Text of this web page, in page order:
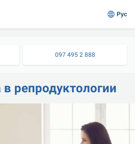
Рус
097 495 2 888
репродуктологии